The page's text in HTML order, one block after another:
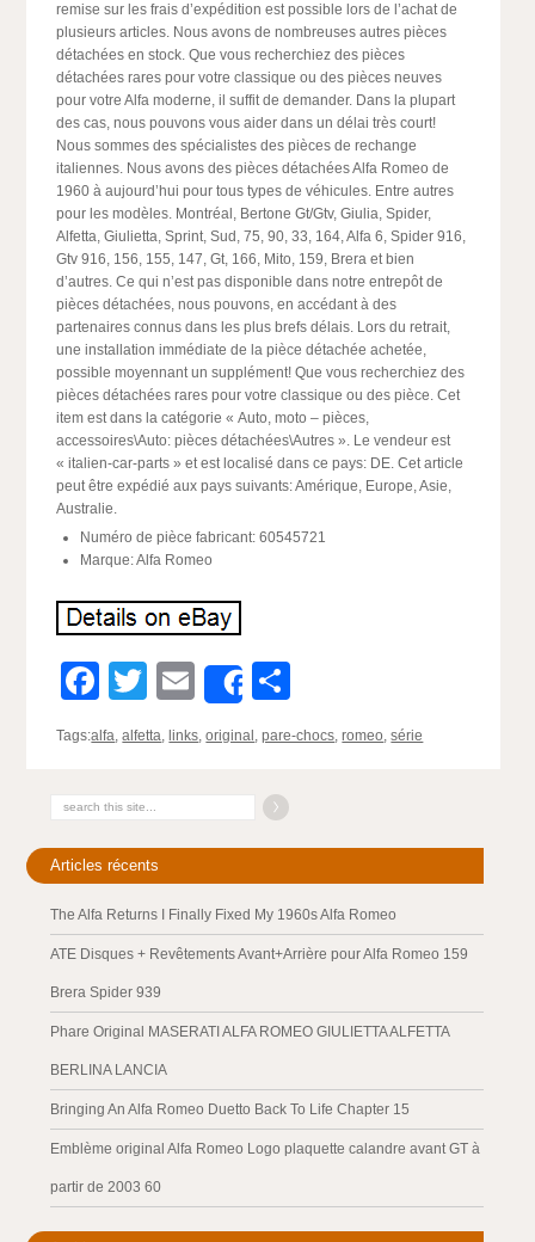
remise sur les frais d’expédition est possible lors de l’achat de
plusieurs articles. Nous avons de nombreuses autres pièces
détachées en stock. Que vous recherchiez des pièces
détachées rares pour votre classique ou des pièces neuves
pour votre Alfa moderne, il suffit de demander. Dans la plupart
des cas, nous pouvons vous aider dans un délai très court!
Nous sommes des spécialistes des pièces de rechange
italiennes. Nous avons des pièces détachées Alfa Romeo de
1960 à aujourd’hui pour tous types de véhicules. Entre autres
pour les modèles. Montréal, Bertone Gt/Gtv, Giulia, Spider,
Alfetta, Giulietta, Sprint, Sud, 75, 90, 33, 164, Alfa 6, Spider 916,
Gtv 916, 156, 155, 147, Gt, 166, Mito, 159, Brera et bien
d’autres. Ce qui n’est pas disponible dans notre entrepôt de
pièces détachées, nous pouvons, en accédant à des
partenaires connus dans les plus brefs délais. Lors du retrait,
une installation immédiate de la pièce détachée achetée,
possible moyennant un supplément! Que vous recherchiez des
pièces détachées rares pour votre classique ou des pièce. Cet
item est dans la catégorie « Auto, moto – pièces,
accessoires\Auto: pièces détachées\Autres ». Le vendeur est
« italien-car-parts » et est localisé dans ce pays: DE. Cet article
peut être expédié aux pays suivants: Amérique, Europe, Asie,
Australie.
Numéro de pièce fabricant: 60545721
Marque: Alfa Romeo
Facebook
Twitter
EmailShare
Tags:alfa,alfetta, links,original ,pare-chocs,romeo,série
Articles récents
The Alfa Returns I Finally Fixed My 1960s Alfa Romeo
ATE Disques + Revêtements Avant+Arrière pour Alfa Romeo 159
Brera Spider 939
Phare Original MASERATI ALFA ROMEO GIULIETTA ALFETTA
BERLINA LANCIA
Bringing An Alfa Romeo Duetto Back To Life Chapter 15
Emblème original Alfa Romeo Logo plaquette calandre avant GT à
partir de 2003 60